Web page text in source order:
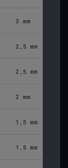
3 mm
2,5 mm
2,5 mm
2 mm
1,5 mm
1,5 mm